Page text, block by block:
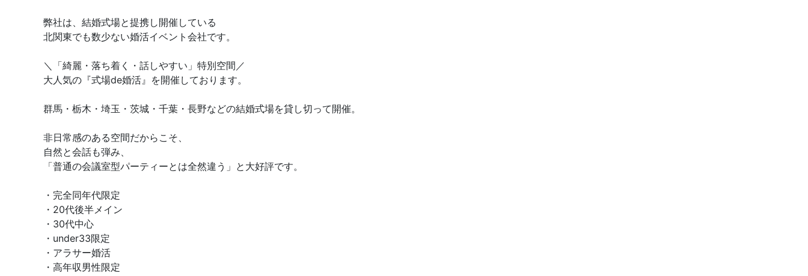
弊社は、結婚式場と提携し開催している
北関東でも数少ない婚活イベント会社です。
＼「綺麗・落ち着く・話しやすい」特別空間／
大人気の『式場de婚活』を開催しております。
群馬・栃木・埼玉・茨城・千葉・長野などの結婚式場を貸し切って開催。
非日常感のある空間だからこそ、
自然と会話も弾み、
「普通の会議室型パーティーとは全然違う」と大好評です。
・完全同年代限定
・20代後半メイン
・30代中心
・under33限定
・アラサー婚活
・高年収男性限定